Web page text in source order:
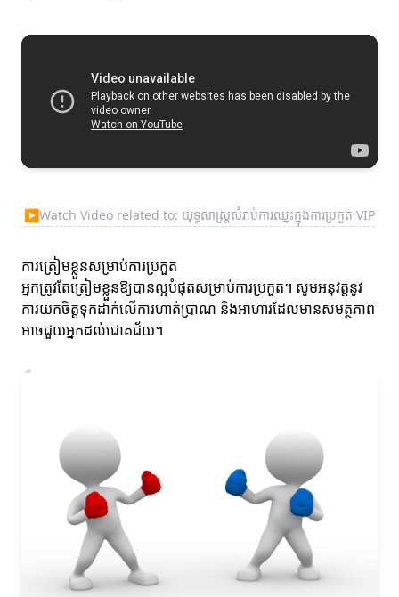
▶Watch Video related to: យុទ្ធសាស្ត្រសំរាប់ការឈ្នះក្នុងការប្រកួត VIP
ការត្រៀមខ្លួនសម្រាប់ការប្រកួត
អ្នកត្រូវតែត្រៀមខ្លួនឱ្យបានល្អបំផុតសម្រាប់ការប្រកួត។ សូមអនុវត្តនូវ
ការយកចិត្តទុកដាក់លើការហាត់ប្រាណ និងអាហារដែលមានសមត្ថភាព
អាចជួយអ្នកដល់ជោគជ័យ។